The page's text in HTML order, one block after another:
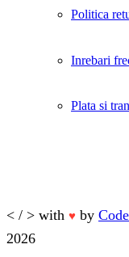
Politica
Inrebari
Plata si
< / > with ♥ by
2026